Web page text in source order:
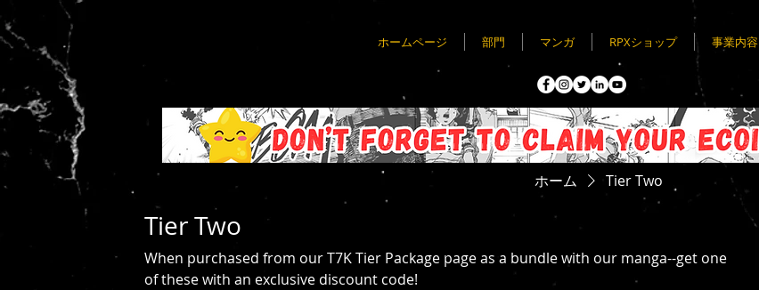
ホームページ 部門 マンガ RPXショップ 事業内容
ホーム Tier Two
Tier Two
When purchased from our T7K Tier Package page as a bundle with our manga--get one
of these with an exclusive discount code!